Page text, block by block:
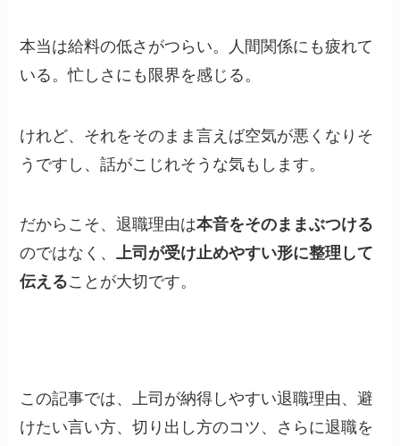
本当は給料の低さがつらい。人間関係にも疲れて
いる。忙しさにも限界を感じる。
けれど、それをそのまま言えば空気が悪くなりそ
うですし、話がこじれそうな気もします。
だからこそ、退職理由は本音をそのままぶつける
のではなく、上司が受け止めやすい形に整理して
伝えることが大切です。
この記事では、上司が納得しやすい退職理由、避
けたい言い方、切り出し方のコツ、さらに退職を